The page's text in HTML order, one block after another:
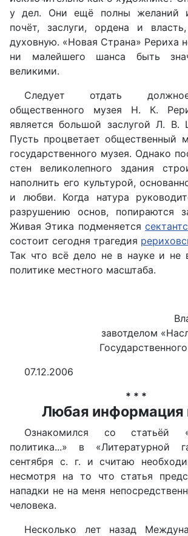
у дел. Они ещё полны желаний
почёт, заслуги, ордена и
духовную. «Новая Страна» Рериха
ни малейшего шанса быть
великими.
Следует отдать
общественного музея Н. К.
является большой заслугой Л. В.
Пусть процветает общественный
государственного музея. Однако
стен великолепного здания
наполнить его культурой,
и любви. Когда натура
разрушению основ, попираются
Живая Этика подменяется
состоит сегодня трагедия
Так что всё дело не в науке и не
политике местного масштаба.
завотделом
07.12.2006
* * *
Любая информация
Ознакомился со статьёй
политика...» в «Литературной
сентября с. г. и считаю
несмотря на то что статья
нападки не на меня
человека.
Несколько лет назад